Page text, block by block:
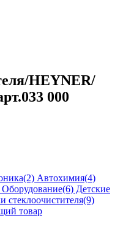
HEYNER/
000
(2) Автохимия(4)
(6) Детские
стеклоочистителя(9)
товар